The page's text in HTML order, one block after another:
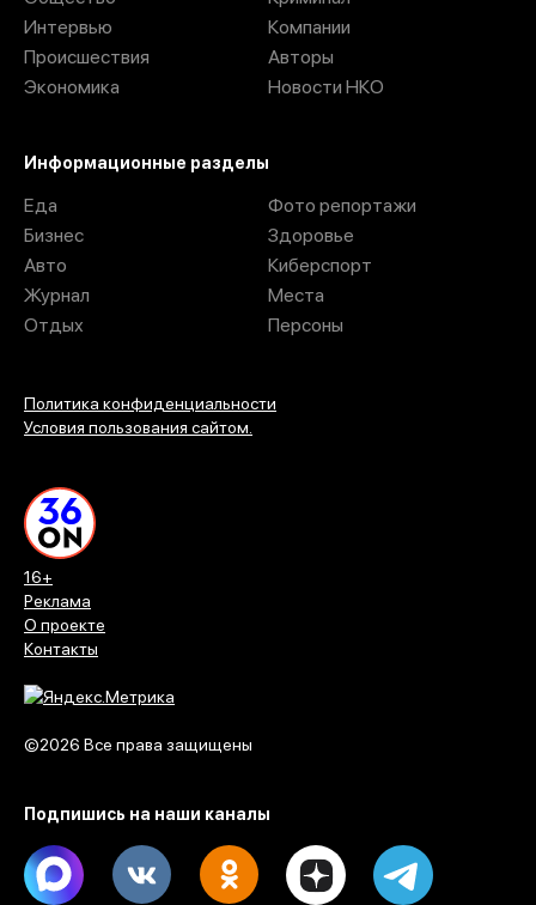
16+
Реклама
О проекте
Контакты
©2026 Все права защищены
Интервью
Происшествия
Экономика
Компании
Авторы
Новости НКО
Информационные разделы
Еда
Бизнес
Авто
Журнал
Отдых
Фото репортажи
Здоровье
Киберспорт
Места
Персоны
Политика конфиденциальности
Условия пользования сайтом.
Подпишись на наши каналы
Max Dzen